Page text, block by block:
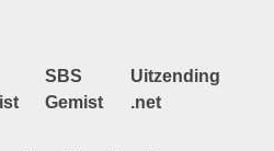
SBS
Gemist
Uitzending
.net